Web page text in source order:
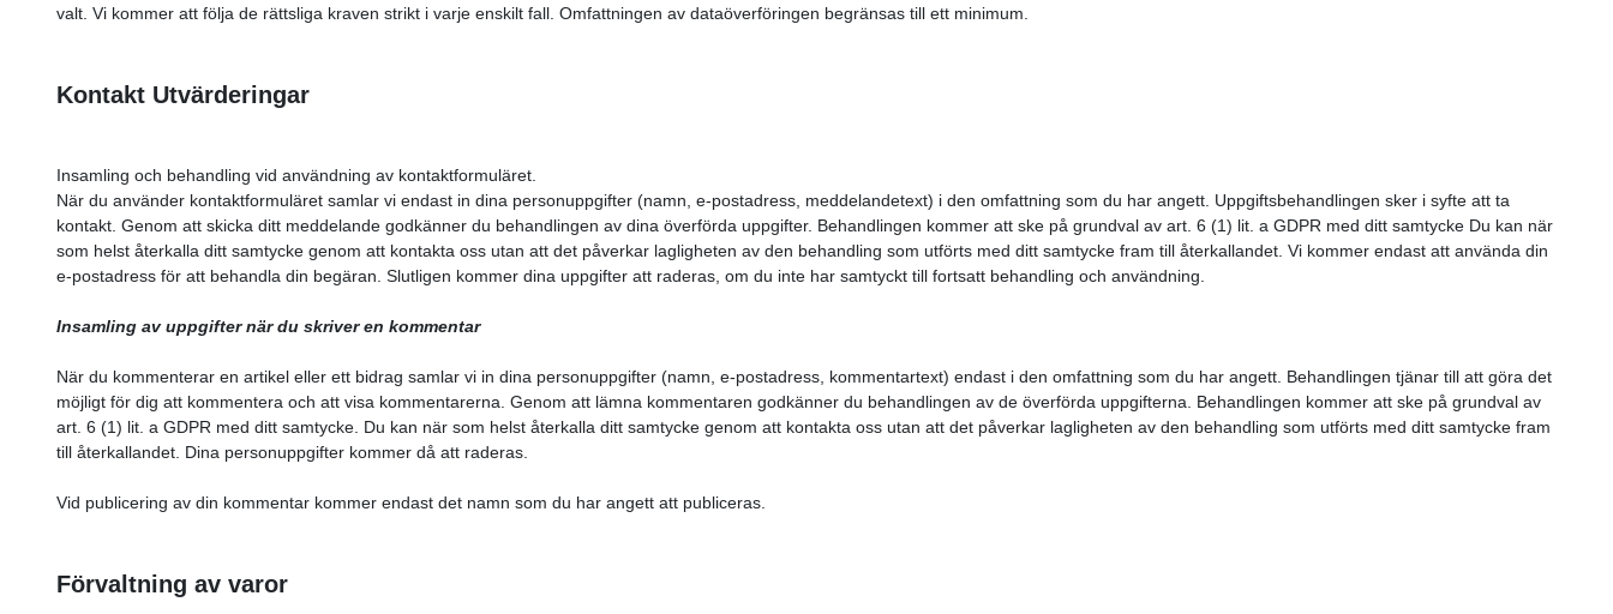
valt. Vi kommer att följa de rättsliga kraven strikt i varje enskilt fall. Omfattningen av dataöverföringen begränsas till ett minimum.
Kontakt Utvärderingar
Insamling och behandling vid användning av kontaktformuläret.
När du använder kontaktformuläret samlar vi endast in dina personuppgifter (namn, e-postadress, meddelandetext) i den omfattning som du har angett. Uppgiftsbehandlingen sker i syfte att ta
kontakt. Genom att skicka ditt meddelande godkänner du behandlingen av dina överförda uppgifter. Behandlingen kommer att ske på grundval av art. 6 (1) lit. a GDPR med ditt samtycke Du kan när
som helst återkalla ditt samtycke genom att kontakta oss utan att det påverkar lagligheten av den behandling som utförts med ditt samtycke fram till återkallandet. Vi kommer endast att använda din
e-postadress för att behandla din begäran. Slutligen kommer dina uppgifter att raderas, om du inte har samtyckt till fortsatt behandling och användning.
Insamling av uppgifter när du skriver en kommentar
När du kommenterar en artikel eller ett bidrag samlar vi in dina personuppgifter (namn, e-postadress, kommentartext) endast i den omfattning som du har angett. Behandlingen tjänar till att göra det
möjligt för dig att kommentera och att visa kommentarerna. Genom att lämna kommentaren godkänner du behandlingen av de överförda uppgifterna. Behandlingen kommer att ske på grundval av
art. 6 (1) lit. a GDPR med ditt samtycke. Du kan när som helst återkalla ditt samtycke genom att kontakta oss utan att det påverkar lagligheten av den behandling som utförts med ditt samtycke fram
till återkallandet. Dina personuppgifter kommer då att raderas.
Vid publicering av din kommentar kommer endast det namn som du har angett att publiceras.
Förvaltning av varor